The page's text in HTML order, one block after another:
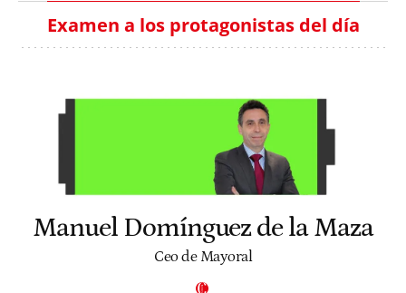
Examen a los protagonistas del día
Manuel Domínguez de la Maza
Ceo de Mayoral